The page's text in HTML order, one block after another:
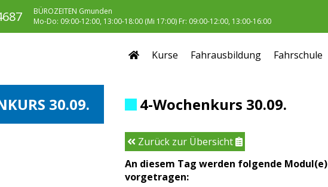
BÜROZEITEN Gmunden
Mo-Do: 09:00-12:00, 13:00-18:00 (Mi 17:00) Fr: 09:00-12:00, 13:00-16:00
Kurse Fahrausbildung Fahrschule
30.09. 4-Wochenkurs 30.09.
Zurück zur Übersicht
An diesem Tag werden folgende Modul(e)
vorgetragen: